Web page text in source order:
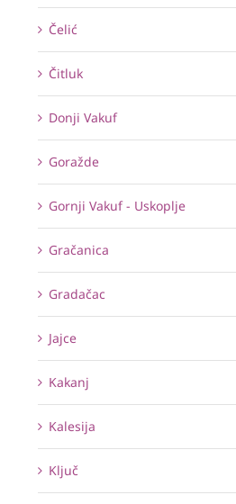
Čelić
Čitluk
Donji Vakuf
Goražde
Gornji Vakuf - Uskoplje
Gračanica
Gradačac
Jajce
Kakanj
Kalesija
Ključ